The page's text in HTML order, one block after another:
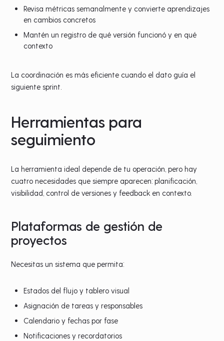
Revisa métricas semanalmente y convierte aprendizajes
en cambios concretos
Mantén un registro de qué versión funcionó y en qué
contexto
La coordinación es más eficiente cuando el dato guía el
siguiente sprint.
Herramientas para
seguimiento
La herramienta ideal depende de tu operación, pero hay
cuatro necesidades que siempre aparecen: planificación,
visibilidad, control de versiones y feedback en contexto.
Plataformas de gestión de
proyectos
Necesitas un sistema que permita:
Estados del flujo y tablero visual
Asignación de tareas y responsables
Calendario y fechas por fase
Notificaciones y recordatorios